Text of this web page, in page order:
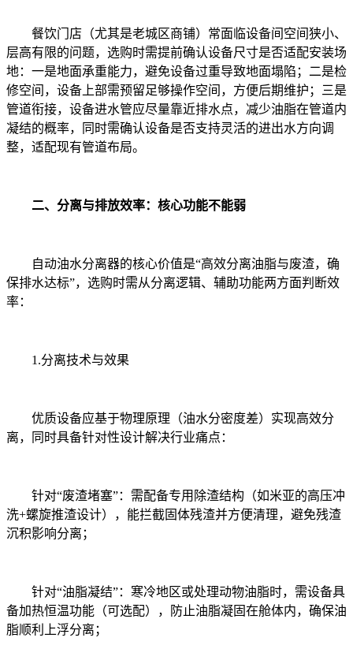
餐饮门店（尤其是老城区商铺）常面临设备间空间狭小、
层高有限的问题，选购时需提前确认设备尺寸是否适配安装场
地：一是地面承重能力，避免设备过重导致地面塌陷；二是检
修空间，设备上部需预留足够操作空间，方便后期维护；三是
管道衔接，设备进水管应尽量靠近排水点，减少油脂在管道内
凝结的概率，同时需确认设备是否支持灵活的进出水方向调
整，适配现有管道布局。
二、分离与排放效率：核心功能不能弱
自动油水分离器的核心价值是“高效分离油脂与废渣，确
保排水达标”，选购时需从分离逻辑、辅助功能两方面判断效
率：
1.分离技术与效果
优质设备应基于物理原理（油水分密度差）实现高效分
离，同时具备针对性设计解决行业痛点：
针对“废渣堵塞”：需配备专用除渣结构（如米亚的高压冲
洗+螺旋推渣设计），能拦截固体残渣并方便清理，避免残渣
沉积影响分离；
针对“油脂凝结”：寒冷地区或处理动物油脂时，需设备具
备加热恒温功能（可选配），防止油脂凝固在舱体内，确保油
脂顺利上浮分离；